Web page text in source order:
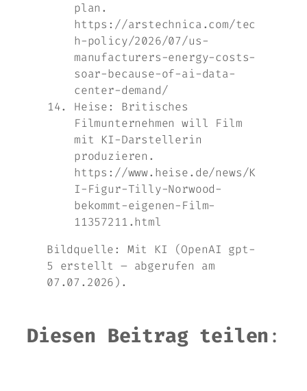
plan.
https://arstechnica.com/tec
h-policy/2026/07/us-
manufacturers-energy-costs-
soar-because-of-ai-data-
center-demand/
Heise: Britisches
Filmunternehmen will Film
mit KI-Darstellerin
produzieren.
https://www.heise.de/news/K
I-Figur-Tilly-Norwood-
bekommt-eigenen-Film-
11357211.html
Bildquelle: Mit KI (OpenAI gpt-
5 erstellt – abgerufen am
07.07.2026).
Diesen Beitrag teilen :